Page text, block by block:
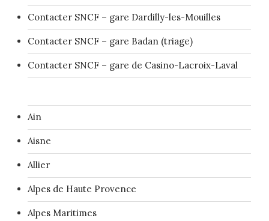
Contacter SNCF – gare Dardilly-les-Mouilles
Contacter SNCF – gare Badan (triage)
Contacter SNCF – gare de Casino-Lacroix-Laval
Ain
Aisne
Allier
Alpes de Haute Provence
Alpes Maritimes